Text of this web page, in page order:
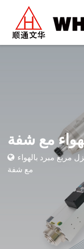
مع شفة
مربع مبرد بالهواء
مع شفة